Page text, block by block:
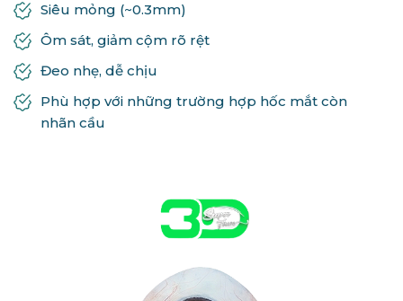
Siêu mỏng (~0.3mm)
Ôm sát, giảm cộm rõ rệt
Đeo nhẹ, dễ chịu
Phù hợp với những trường hợp hốc mắt còn
nhãn cầu